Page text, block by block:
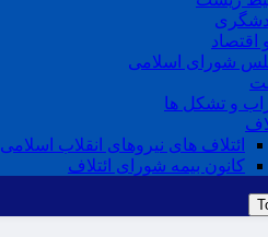
شورای اسلامی
و تشکل ها
ائتلاف های نیروهای انقلاب اسلامی
کانون بیمه شورای ائتلاف